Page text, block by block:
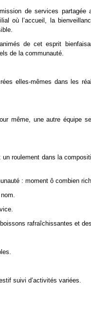
mission de services
où l’accueil, la
de cet esprit
de la communauté.
elles-mêmes dans les
même, une autre équipe
roulement dans la
: moment ô combien
rafraîchissantes et
suivi d’activités variées.